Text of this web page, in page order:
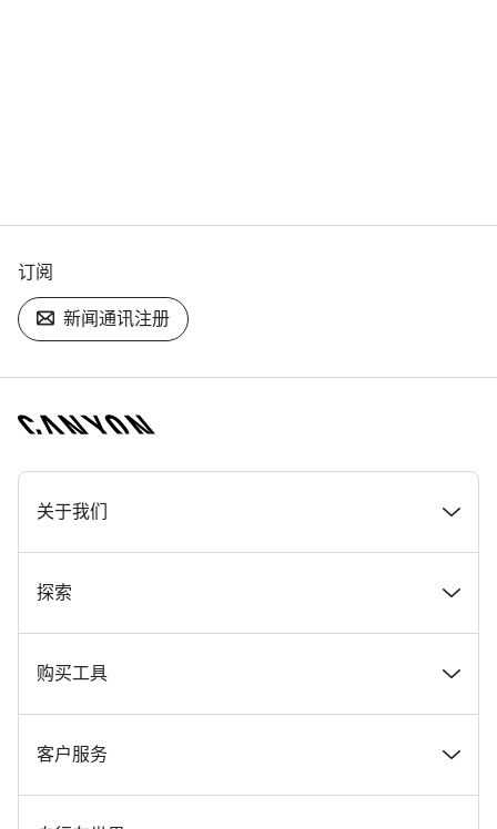
订阅
新闻通讯注册
[footer.linksList.title]
关于我们
奖项
在 Canyon 工作
Canyon 新闻发布室
探索
新闻和故事
提示和建议
购买工具
找到您梦寐以求的 Canyon 自行车
客户服务